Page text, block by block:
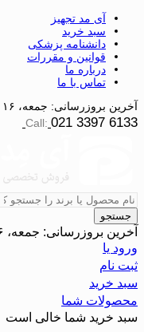
آی مد تجهیز
سبد خرید
دانشنامه پزشکی
قوانین و مقررات
درباره ما
تماس با ما
آخرین بروزرسانی: جمعه، ۱۶ مرداد ۱۴۰۵
Call: 021 3397 6133
جستجو
آخرین بروزرسانی: جمعه، ۱۶ مرداد ۱۴۰۵
ورود یا
ثبت نام
سبد خرید
محصولات شما
سبد خرید شما خالی است